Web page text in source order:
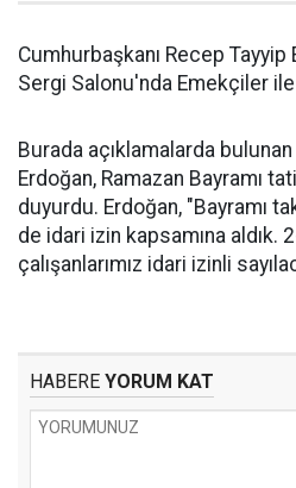
Cumhurbaşkanı Recep
Sergi Salonu'nda Emekçiler ile
Burada açıklamalarda
Erdoğan, Ramazan Bayramı
duyurdu. Erdoğan, "Bayramı
de idari izin kapsamına aldık.
çalışanlarımız idari izinli
HABERE YORUM KAT